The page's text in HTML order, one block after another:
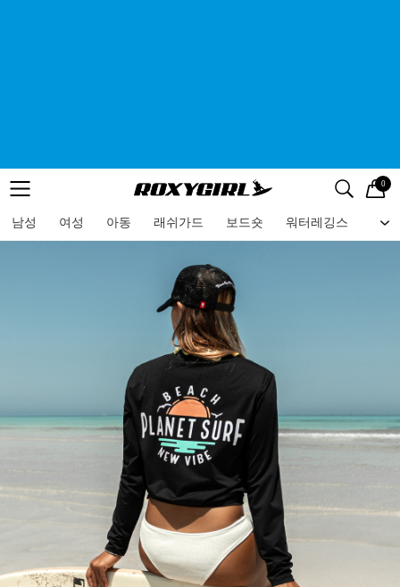
메뉴 검색
로고 0
남성 여성 아동 래쉬가드 보드숏 워터레깅스 비
메뉴